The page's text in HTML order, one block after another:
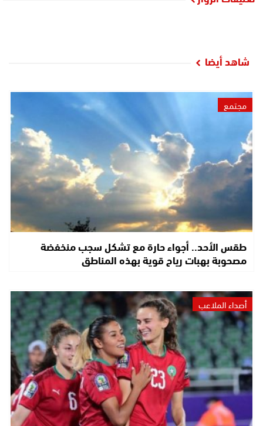
شاهد أيضا
مجتمع
طقس الأحد.. أجواء حارة مع تشكل سجب منخفضة
مصحوبة بهبات رياح قوية بهذه المناطق
أصداء الملاعب